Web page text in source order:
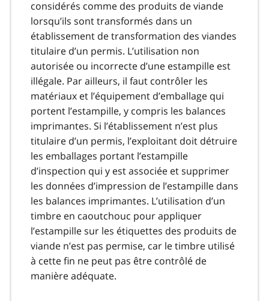
considérés comme des produits de viande
lorsqu’ils sont transformés dans un
établissement de transformation des viandes
titulaire d’un permis. L’utilisation non
autorisée ou incorrecte d’une estampille est
illégale. Par ailleurs, il faut contrôler les
matériaux et l’équipement d’emballage qui
portent l’estampille, y compris les balances
imprimantes. Si l’établissement n’est plus
titulaire d’un permis, l’exploitant doit détruire
les emballages portant l’estampille
d’inspection qui y est associée et supprimer
les données d’impression de l’estampille dans
les balances imprimantes. L’utilisation d’un
timbre en caoutchouc pour appliquer
l’estampille sur les étiquettes des produits de
viande n’est pas permise, car le timbre utilisé
à cette fin ne peut pas être contrôlé de
manière adéquate.